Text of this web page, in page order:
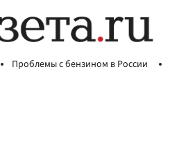
Проблемы с бензином в России